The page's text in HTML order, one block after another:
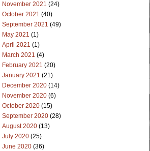
November 2021 (24)
October 2021 (40)
September 2021 (49)
May 2021 (1)
April 2021 (1)
March 2021 (4)
February 2021 (20)
January 2021 (21)
December 2020 (14)
November 2020 (6)
October 2020 (15)
September 2020 (28)
August 2020 (13)
July 2020 (25)
June 2020 (36)